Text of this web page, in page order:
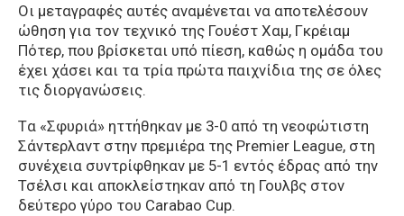
Οι μεταγραφές αυτές αναμένεται να αποτελέσουν
ώθηση για τον τεχνικό της Γουέστ Χαμ, Γκρέιαμ
Πότερ, που βρίσκεται υπό πίεση, καθώς η ομάδα του
έχει χάσει και τα τρία πρώτα παιχνίδια της σε όλες
τις διοργανώσεις.
Tα «Σφυριά» ηττήθηκαν με 3-0 από τη νεοφώτιστη
Σάντερλαντ στην πρεμιέρα της Premier League, στη
συνέχεια συντρίφθηκαν με 5-1 εντός έδρας από την
Τσέλσι και αποκλείστηκαν από τη Γουλβς στον
δεύτερο γύρο του Carabao Cup.